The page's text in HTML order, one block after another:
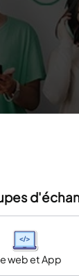
web et App